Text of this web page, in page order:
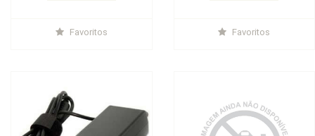
Favoritos Favoritos